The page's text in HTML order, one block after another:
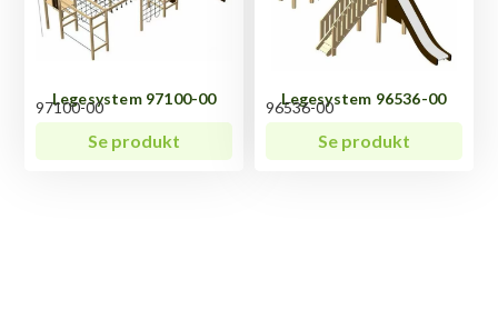
Legesystem 97100-00
97100-00
Se produkt
Legesystem 96536-00
96536-00
Se produkt